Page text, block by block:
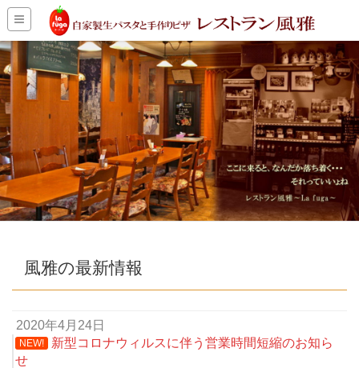
風雅の最新情報
2020年4月24日
NEW!
新型コロナウィルスに伴う営業時間短縮のお知ら
せ